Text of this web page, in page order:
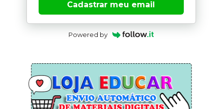
Cadastrar meu email
Powered by